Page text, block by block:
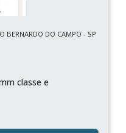
BERNARDO DO CAMPO - SP
classe e